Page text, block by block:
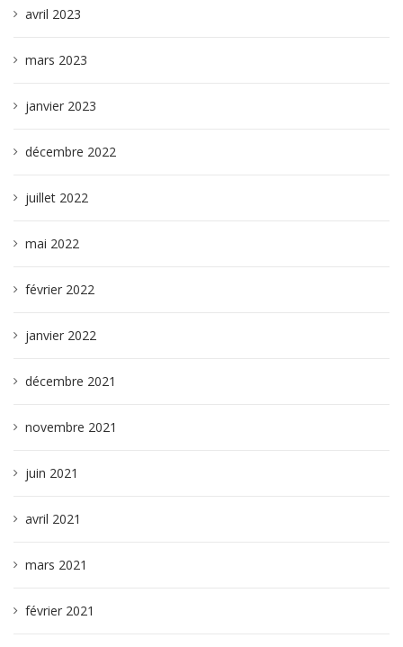
avril 2023
mars 2023
janvier 2023
décembre 2022
juillet 2022
mai 2022
février 2022
janvier 2022
décembre 2021
novembre 2021
juin 2021
avril 2021
mars 2021
février 2021